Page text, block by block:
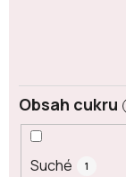
Obsah cukru
Suché 1